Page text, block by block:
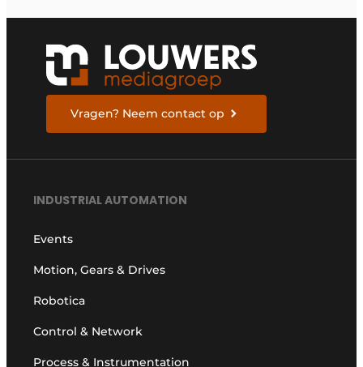
Vragen? Neem contact op
INDUSTRIAL AUTOMATION
Events
Motion, Gears & Drives
Robotica
Control & Network
Process & Instrumentation